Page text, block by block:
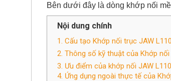
Bên dưới đây là dòng khớp nối
Nội dung chính
1. Cấu tạo Khớp nối trục JAW L110
2. Thông số kỹ thuật của Khớp
3. Ưu điểm của khớp nối JAW L110
4. Ứng dụng ngoài thực tế của